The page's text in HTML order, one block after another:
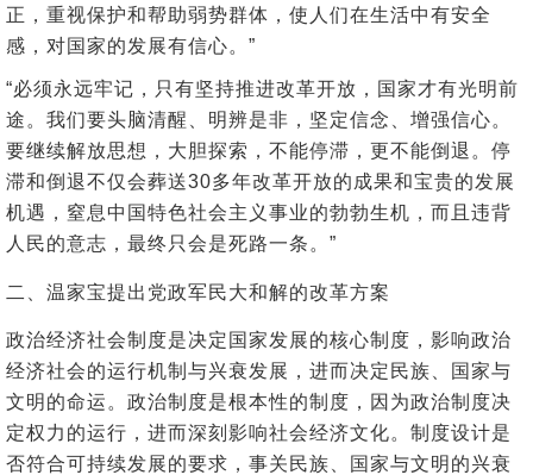
正，重视保护和帮助弱势群体，使人们在生活中有安全
感，对国家的发展有信心。”
“必须永远牢记，只有坚持推进改革开放，国家才有光明前
途。我们要头脑清醒、明辨是非，坚定信念、增强信心。
要继续解放思想，大胆探索，不能停滞，更不能倒退。停
滞和倒退不仅会葬送30多年改革开放的成果和宝贵的发展
机遇，窒息中国特色社会主义事业的勃勃生机，而且违背
人民的意志，最终只会是死路一条。”
二、温家宝提出党政军民大和解的改革方案
政治经济社会制度是决定国家发展的核心制度，影响政治
经济社会的运行机制与兴衰发展，进而决定民族、国家与
文明的命运。政治制度是根本性的制度，因为政治制度决
定权力的运行，进而深刻影响社会经济文化。制度设计是
否符合可持续发展的要求，事关民族、国家与文明的兴衰